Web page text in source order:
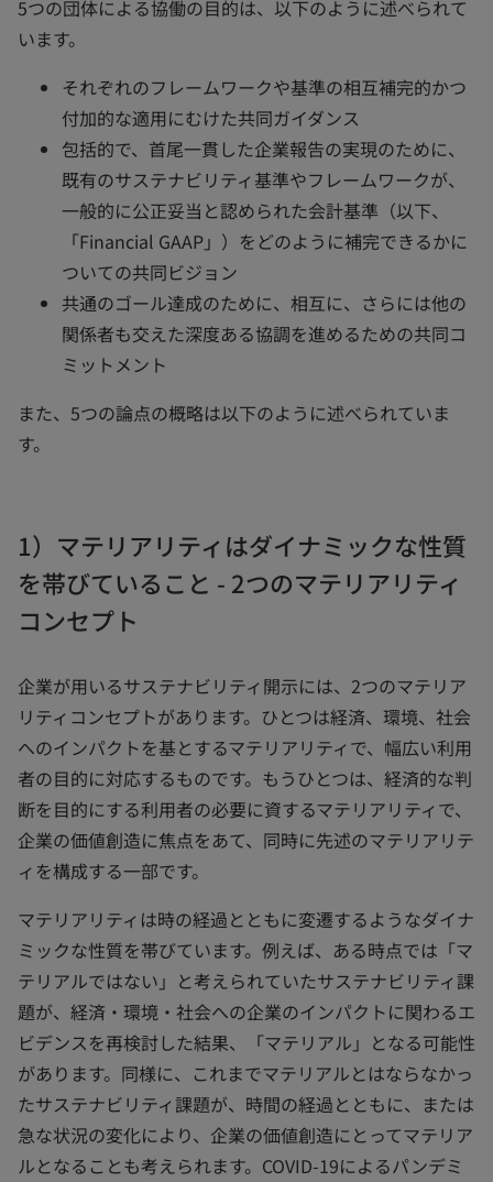
5つの団体による協働の目的は、以下のように述べられて
います。
それぞれのフレームワークや基準の相互補完的かつ
付加的な適用にむけた共同ガイダンス
包括的で、首尾一貫した企業報告の実現のために、
既有のサステナビリティ基準やフレームワークが、
一般的に公正妥当と認められた会計基準（以下、
「Financial GAAP」）をどのように補完できるかに
ついての共同ビジョン
共通のゴール達成のために、相互に、さらには他の
関係者も交えた深度ある協調を進めるための共同コ
ミットメント
また、5つの論点の概略は以下のように述べられていま
す。
1）マテリアリティはダイナミックな性質
を帯びていること - 2つのマテリアリティ
コンセプト
企業が用いるサステナビリティ開示には、2つのマテリア
リティコンセプトがあります。ひとつは経済、環境、社会
へのインパクトを基とするマテリアリティで、幅広い利用
者の目的に対応するものです。もうひとつは、経済的な判
断を目的にする利用者の必要に資するマテリアリティで、
企業の価値創造に焦点をあて、同時に先述のマテリアリテ
ィを構成する一部です。
マテリアリティは時の経過とともに変遷するようなダイナ
ミックな性質を帯びています。例えば、ある時点では「マ
テリアルではない」と考えられていたサステナビリティ課
題が、経済・環境・社会への企業のインパクトに関わるエ
ビデンスを再検討した結果、「マテリアル」となる可能性
があります。同様に、これまでマテリアルとはならなかっ
たサステナビリティ課題が、時間の経過とともに、または
急な状況の変化により、企業の価値創造にとってマテリア
ルとなることも考えられます。COVID-19によるパンデミ